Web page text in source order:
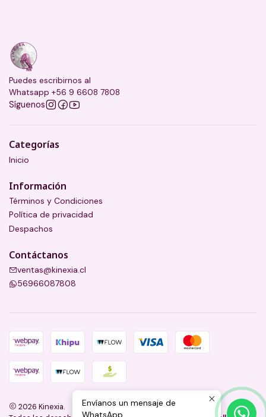
Puedes escribirnos al
Whatsapp +56 9 6608 7808
Síguenos
Categorías
Inicio
Información
Términos y Condiciones
Política de privacidad
Despachos
Contáctanos
ventas@kinexia.cl
56966087808
2026 Kinexia.
Envíanos un mensaje de
WhatsApp